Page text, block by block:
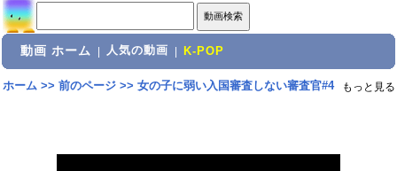
動画 ホーム 人気の動画 K-POP
ホーム>> 前のページ>> 女の子に弱い入国審査しない審査官#4 もっと見る